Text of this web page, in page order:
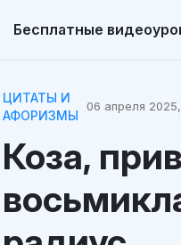
Бесплатные
ЦИТАТЫ И
АФОРИЗМЫ
06 апреля 2025,
Коза,